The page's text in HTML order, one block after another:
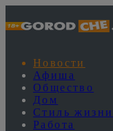
Новости
Афиша
Общество
Дом
Стиль жизни
Работа